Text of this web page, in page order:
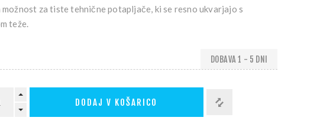
za tiste tehnične potapljače, ki se resno ukvarjajo s
teže.
DOBAVA 1 - 5 DNI
DODAJ V KOŠARICO